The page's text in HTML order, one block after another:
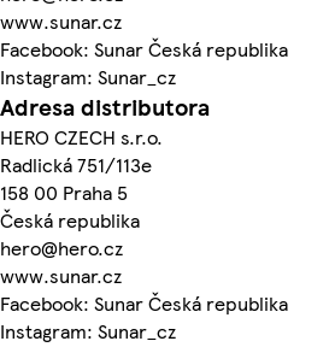
www.sunar.cz
Facebook: Sunar Česká republika
Instagram: Sunar_cz
Adresa distributora
HERO CZECH s.r.o.
Radlická 751/113e
158 00 Praha 5
Česká republika
hero@hero.cz
www.sunar.cz
Facebook: Sunar Česká republika
Instagram: Sunar_cz